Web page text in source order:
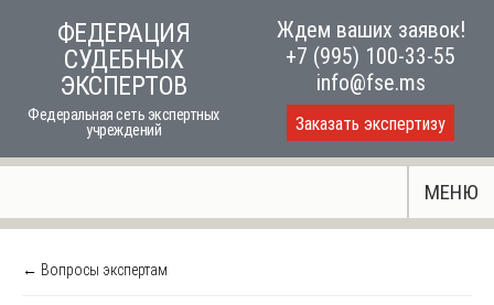
ФЕДЕРАЦИЯ
СУДЕБНЫХ
ЭКСПЕРТОВ
Федеральная сеть экспертных
учреждений
Ждем ваших заявок!
+7 (995) 100-33-55
info@fse.ms
Заказать экспертизу
МЕНЮ
← Вопросы экспертам